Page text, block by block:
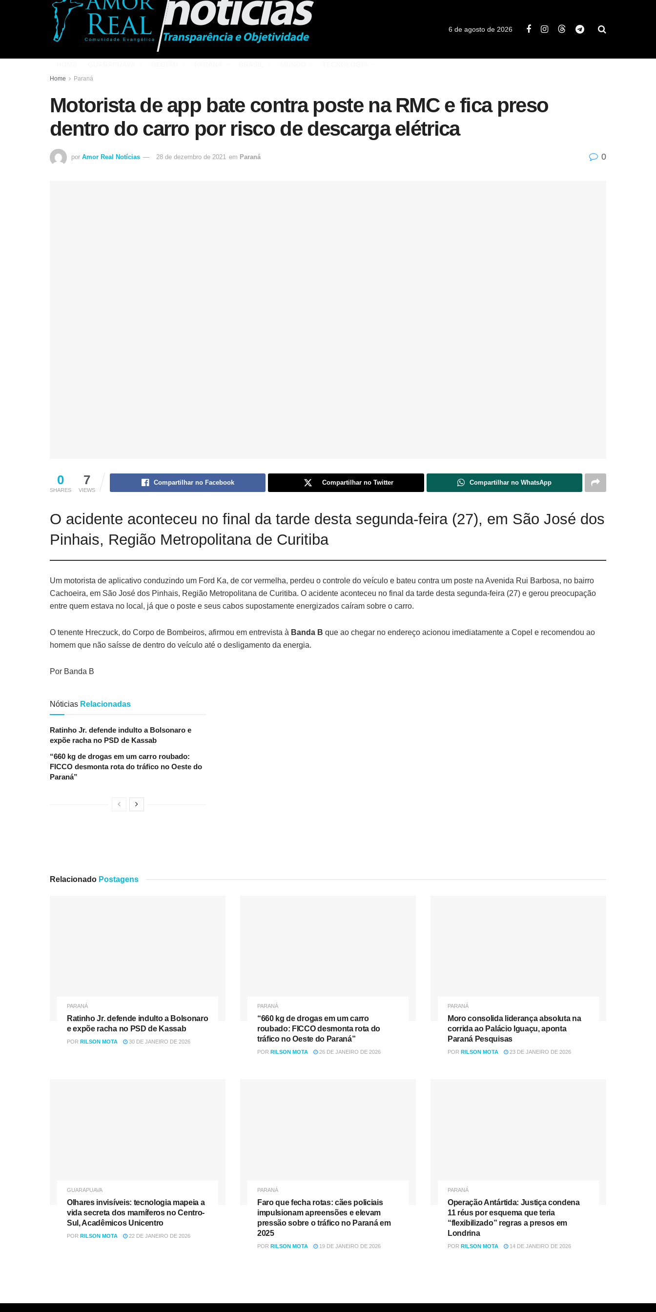
6 de agosto de 2026
Home Paraná
Motorista de app bate contra poste na RMC e fica preso
dentro do carro por risco de descarga elétrica
por Amor Real Notícias 28 de dezembro de 2021 em Paraná 0
0
SHARES
7
VIEWS
Compartilhar no Facebook Compartilhar no Twitter Compartilhar no WhatsApp
O acidente aconteceu no final da tarde desta segunda-feira (27), em São José dos
Pinhais, Região Metropolitana de Curitiba
Um motorista de aplicativo conduzindo um Ford Ka, de cor vermelha, perdeu o controle do veículo e bateu contra um poste na Avenida Rui Barbosa, no bairro
Cachoeira, em São José dos Pinhais, Região Metropolitana de Curitiba. O acidente aconteceu no final da tarde desta segunda-feira (27) e gerou preocupação
entre quem estava no local, já que o poste e seus cabos supostamente energizados caíram sobre o carro.
O tenente Hreczuck, do Corpo de Bombeiros, afirmou em entrevista à Banda B que ao chegar no endereço acionou imediatamente a Copel e recomendou ao
homem que não saísse de dentro do veículo até o desligamento da energia.
Por Banda B
Nóticias Relacionadas
Ratinho Jr. defende indulto a Bolsonaro e
expõe racha no PSD de Kassab
“660 kg de drogas em um carro roubado:
FICCO desmonta rota do tráfico no Oeste do
Paraná”
Relacionado Postagens
PARANÁ
Ratinho Jr. defende indulto a Bolsonaro
e expõe racha no PSD de Kassab
POR RILSON MOTA 30 DE JANEIRO DE 2026
PARANÁ
“660 kg de drogas em um carro
roubado: FICCO desmonta rota do
tráfico no Oeste do Paraná”
POR RILSON MOTA 26 DE JANEIRO DE 2026
PARANÁ
Moro consolida liderança absoluta na
corrida ao Palácio Iguaçu, aponta
Paraná Pesquisas
POR RILSON MOTA 23 DE JANEIRO DE 2026
GUARAPUAVA
Olhares invisíveis: tecnologia mapeia a
vida secreta dos mamíferos no Centro-
Sul, Acadêmicos Unicentro
POR RILSON MOTA 22 DE JANEIRO DE 2026
PARANÁ
Faro que fecha rotas: cães policiais
impulsionam apreensões e elevam
pressão sobre o tráfico no Paraná em
2025
POR RILSON MOTA 19 DE JANEIRO DE 2026
PARANÁ
Operação Antártida: Justiça condena
11 réus por esquema que teria
“flexibilizado” regras a presos em
Londrina
POR RILSON MOTA 14 DE JANEIRO DE 2026